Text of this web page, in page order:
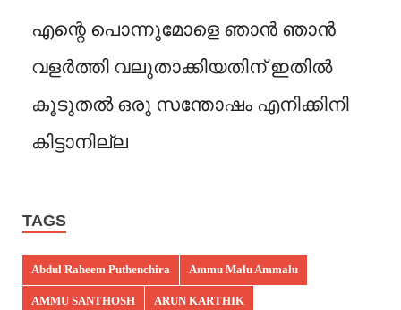
എന്റെ പൊന്നുമോളെ ഞാൻ ഞാൻ
വളർത്തി വലുതാക്കിയതിന് ഇതിൽ
കൂടുതൽ ഒരു സന്തോഷം എനിക്കിനി
കിട്ടാനില്ല
TAGS
Abdul Raheem Puthenchira Ammu Malu Ammalu
AMMU SANTHOSH ARUN KARTHIK